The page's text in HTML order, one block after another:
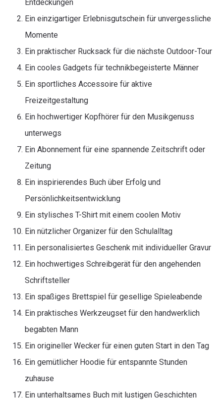
Entdeckungen
Ein einzigartiger Erlebnisgutschein für unvergessliche
Momente
Ein praktischer Rucksack für die nächste Outdoor-Tour
Ein cooles Gadgets für technikbegeisterte Männer
Ein sportliches Accessoire für aktive
Freizeitgestaltung
Ein hochwertiger Kopfhörer für den Musikgenuss
unterwegs
Ein Abonnement für eine spannende Zeitschrift oder
Zeitung
Ein inspirierendes Buch über Erfolg und
Persönlichkeitsentwicklung
Ein stylisches T-Shirt mit einem coolen Motiv
Ein nützlicher Organizer für den Schulalltag
Ein personalisiertes Geschenk mit individueller Gravur
Ein hochwertiges Schreibgerät für den angehenden
Schriftsteller
Ein spaßiges Brettspiel für gesellige Spieleabende
Ein praktisches Werkzeugset für den handwerklich
begabten Mann
Ein origineller Wecker für einen guten Start in den Tag
Ein gemütlicher Hoodie für entspannte Stunden
zuhause
Ein unterhaltsames Buch mit lustigen Geschichten